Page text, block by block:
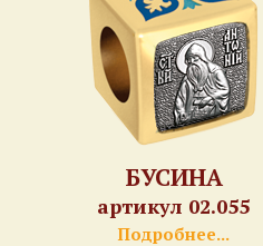
БУСИНА
артикул 02.055
Подробнее...